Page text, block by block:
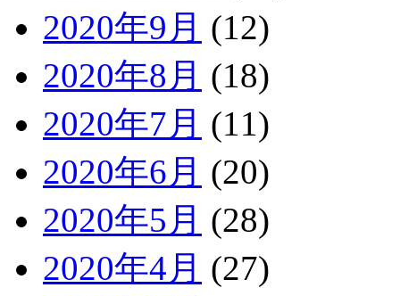
2020年9月 (12)
2020年8月 (18)
2020年7月 (11)
2020年6月 (20)
2020年5月 (28)
2020年4月 (27)